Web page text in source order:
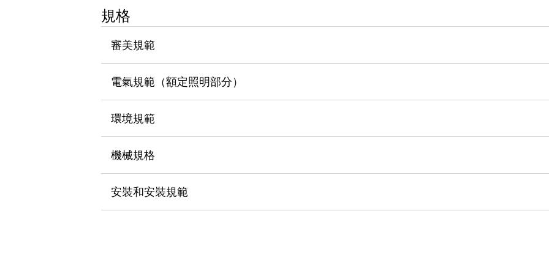
使人機協作更安全、更高效
提高半導體製造裝置設計自由度的方法
瞬間完成開關的更換，避免停機時間拉長
瀏覽全部
規格
審美規範
電氣規範（額定照明部分）
環境規範
機械規格
安裝和安裝規範